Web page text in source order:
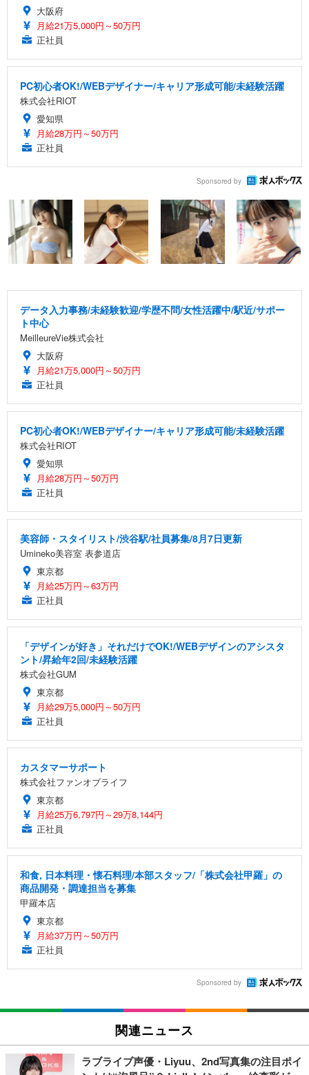
大阪府
月給21万5,000円～50万円
正社員
PC初心者OK!/WEBデザイナー/キャリア形成可能/未経験活躍
株式会社RIOT
愛知県
月給28万円～50万円
正社員
Sponsored by
データ入力事務/未経験歓迎/学歴不問/女性活躍中/駅近/サポー
ト中心
MeilleureVie株式会社
大阪府
月給21万5,000円～50万円
正社員
PC初心者OK!/WEBデザイナー/キャリア形成可能/未経験活躍
株式会社RIOT
愛知県
月給28万円～50万円
正社員
美容師・スタイリスト/渋谷駅/社員募集/8月7日更新
Umineko美容室 表参道店
東京都
月給25万円～63万円
正社員
「デザインが好き」それだけでOK!/WEBデザインのアシスタ
ント/昇給年2回/未経験活躍
株式会社GUM
東京都
月給29万5,000円～50万円
正社員
カスタマーサポート
株式会社ファンオブライフ
東京都
月給25万6,797円～29万8,144円
正社員
和食, 日本料理・懐石料理/本部スタッフ/「株式会社甲羅」の
商品開発・調達担当を募集
甲羅本店
東京都
月給37万円～50万円
正社員
Sponsored by
関連ニュース
ラブライブ声優・Liyuu、2nd写真集の注目ポイ